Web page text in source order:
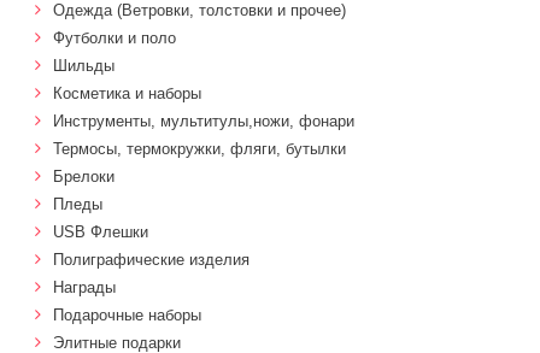
Одежда (Ветровки, толстовки и прочее)
Футболки и поло
Шильды
Косметика и наборы
Инструменты, мультитулы,ножи, фонари
Термосы, термокружки, фляги, бутылки
Брелоки
Пледы
USB Флешки
Полиграфические изделия
Награды
Подарочные наборы
Элитные подарки